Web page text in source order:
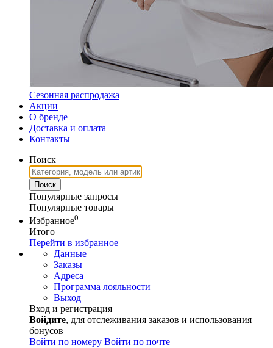
Сезонная распродажа
Акции
О бренде
Доставка и оплата
Контакты
Поиск
Популярные запросы
Популярные товары
Избранное0
Итого
Перейти в избранное
Данные
Заказы
Адреса
Программа лояльности
Выход
Вход и регистрация
Войдите, для отслеживания заказов и использования
бонусов
Войти по номеру Войти по почте